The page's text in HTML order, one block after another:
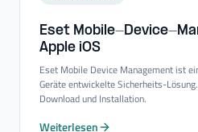
Eset Mobile-​Device-​
Apple iOS
Eset Mobile Device Management ist
Geräte entwickelte Sicherheits-
Download und Installation.
Weiterlesen